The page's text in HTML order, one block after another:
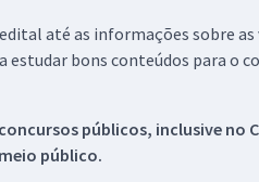
até as informações sobre
bons conteúdos para o
concursos públicos, inclusive no
público.